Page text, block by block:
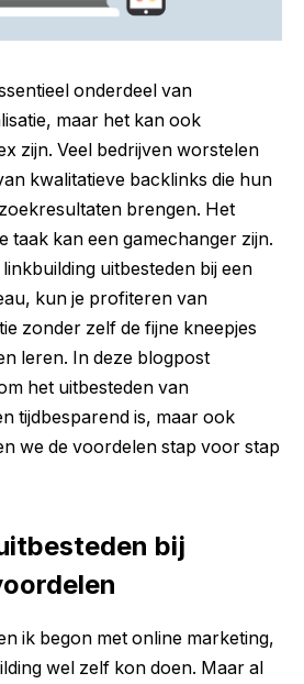
onderdeel van
maar het kan ook
zijn. Veel bedrijven worstelen
kwalitatieve backlinks die hun
brengen. Het
taak kan een gamechanger zijn.
uitbesteden bij een
kun je profiteren van
zonder zelf de fijne kneepjes
leren. In deze blogpost
het uitbesteden van
tijdbesparend is, maar ook
we de voordelen stap voor stap
bij
ik begon met online marketing,
wel zelf kon doen. Maar al